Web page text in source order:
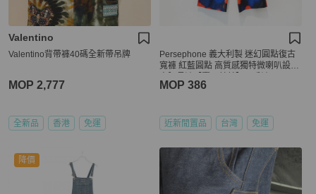
Valentino
Valentino背帶褲40碼全新帶吊牌
MOP 2,777
全新品 香港 免運
Persephone 義大利製 迷幻圓點復古
寬褲 紅藍圓點 高質感獨特微喇叭設計
MOP 386
近新閒置品 台灣 免運
降價